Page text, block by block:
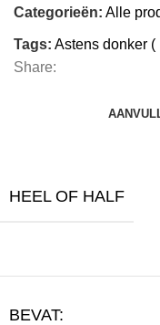
Categorieën: Alle
Tags: Astens donker
Share:
HEEL OF HALF
BEVAT: